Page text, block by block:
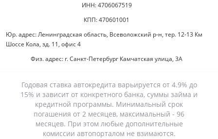
ИНН: 4706067519
КПП: 470601001
Юр. адрес: Ленинградская область, Всеволожский р-н, тер. 12-13 Км
Шоссе Кола, зд. 11, офис 4
Физ. адрес: г. Санкт-Петербург Камчатская улица, 3А
Годовая ставка автокредита варьируется от 4.9% до
15% и зависит от конкретного банка, суммы займа и
кредитной программы. Минимальный срок
погашения от 2 месяцев, максимальный - 96
месяцев. При этом любые дополнительные
комиссии автопорталом не взимаются.